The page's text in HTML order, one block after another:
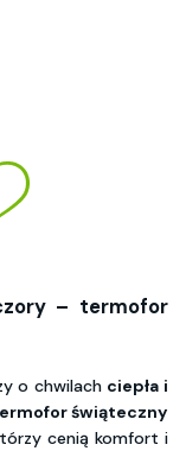
– termofor
o chwilach ciepła i
świąteczny
cenią komfort i